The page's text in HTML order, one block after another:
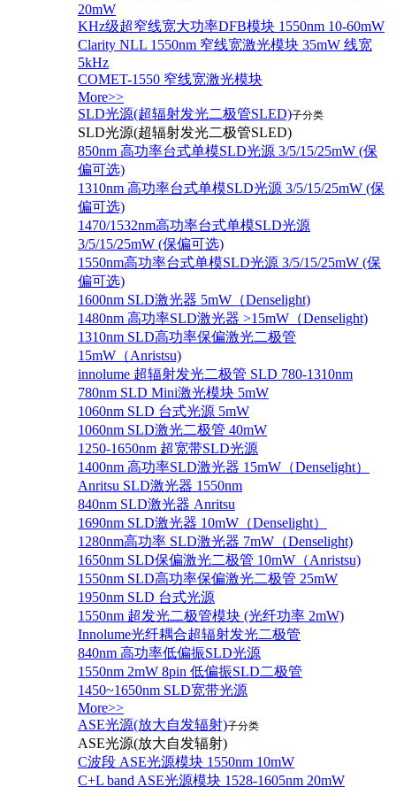
20mW
KHz级超窄线宽大功率DFB模块 1550nm 10-60mW
Clarity NLL 1550nm 窄线宽激光模块 35mW 线宽
5kHz
COMET-1550 窄线宽激光模块
More>>
SLD光源(超辐射发光二极管SLED)子分类
SLD光源(超辐射发光二极管SLED)
850nm 高功率台式单模SLD光源 3/5/15/25mW (保
偏可选)
1310nm 高功率台式单模SLD光源 3/5/15/25mW (保
偏可选)
1470/1532nm高功率台式单模SLD光源
3/5/15/25mW (保偏可选)
1550nm高功率台式单模SLD光源 3/5/15/25mW (保
偏可选)
1600nm SLD激光器 5mW（Denselight)
1480nm 高功率SLD激光器 >15mW（Denselight)
1310nm SLD高功率保偏激光二极管
15mW（Anristsu)
innolume 超辐射发光二极管 SLD 780-1310nm
780nm SLD Mini激光模块 5mW
1060nm SLD 台式光源 5mW
1060nm SLD激光二极管 40mW
1250-1650nm 超宽带SLD光源
1400nm 高功率SLD激光器 15mW（Denselight）
Anritsu SLD激光器 1550nm
840nm SLD激光器 Anritsu
1690nm SLD激光器 10mW（Denselight）
1280nm高功率 SLD激光器 7mW（Denselight)
1650nm SLD保偏激光二极管 10mW（Anristsu)
1550nm SLD高功率保偏激光二极管 25mW
1950nm SLD 台式光源
1550nm 超发光二极管模块 (光纤功率 2mW)
Innolume光纤耦合超辐射发光二极管
840nm 高功率低偏振SLD光源
1550nm 2mW 8pin 低偏振SLD二极管
1450~1650nm SLD宽带光源
More>>
ASE光源(放大自发辐射)子分类
ASE光源(放大自发辐射)
C波段 ASE光源模块 1550nm 10mW
C+L band ASE光源模块 1528-1605nm 20mW